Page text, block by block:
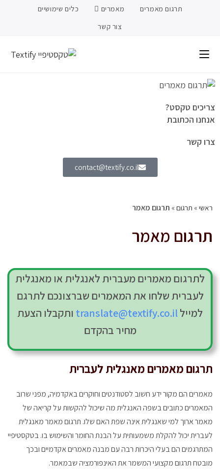
תרגום מאמרים מאמרים
כלים שימושיים
צור קשר
צריכים טקסט?
אנחנו הכתובת
צרו קשר
contact@textify.co.il
ראשי » תרגום » תרגום מאמר
תרגום מאמר
לתרגום מאמרים מעברית לאנגלית או מאנגלית
לעברית שלחו את המאמרים שברצונכם לתרגם
למיילtranslate@textify.co.il ותקבלו הצעת
מחיר בהקדם
תרגום מאמרים מאנגלית לעברית
מאמרים הם מקור ידע חשוב לסטודנטים וחוקרים באקדמיה, מפני שרוב
המאמרים כתובים בשפה האנגלית מה שיכול להקשות על קריאה של
מאמר ארוך למי שאנגלית אינה שפת האם שלו. תרגום מאמר מאנגלית
לעברית יכול להקלת משמעותית על הבנת החומר והשימוש בו. בטקסטיפיי
המתרגמים הם בעלי היכרות רבה עם מבנה מאמרים אקדמיים ובכך
מובטח תרגום מקצועי המשמר את האינפורמציה שבמאמר.